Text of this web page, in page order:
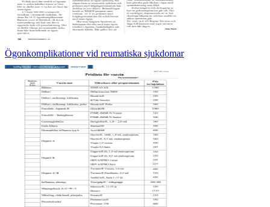
Ögonkomplikationer vid reumatiska sjukdomar